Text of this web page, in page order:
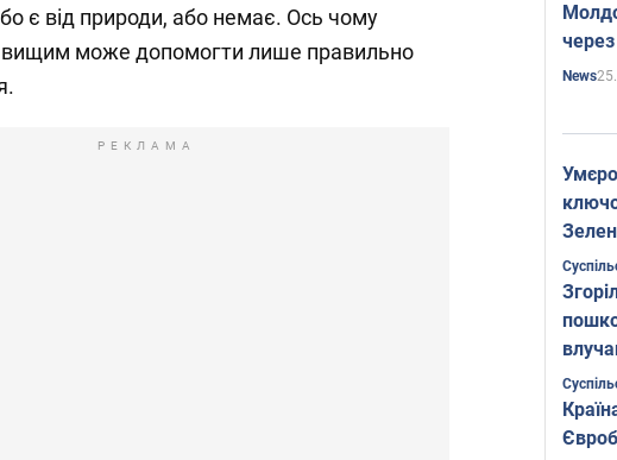
є від природи, або немає. Ось чому
вищим може допомогти лише правильно
РЕКЛАМА
News
Фото